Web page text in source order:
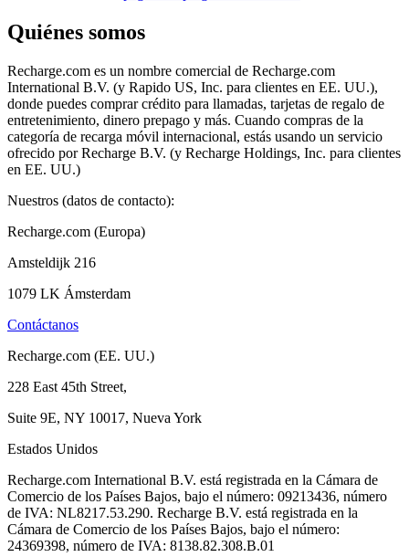
Quiénes somos
Recharge.com es un nombre comercial de Recharge.com
International B.V. (y Rapido US, Inc. para clientes en EE. UU.),
donde puedes comprar crédito para llamadas, tarjetas de regalo de
entretenimiento, dinero prepago y más. Cuando compras de la
categoría de recarga móvil internacional, estás usando un servicio
ofrecido por Recharge B.V. (y Recharge Holdings, Inc. para clientes
en EE. UU.)
Nuestros (datos de contacto):
Recharge.com (Europa)
Amsteldijk 216
1079 LK Ámsterdam
Contáctanos
Recharge.com (EE. UU.)
228 East 45th Street,
Suite 9E, NY 10017, Nueva York
Estados Unidos
Recharge.com International B.V. está registrada en la Cámara de
Comercio de los Países Bajos, bajo el número: 09213436, número
de IVA: NL8217.53.290. Recharge B.V. está registrada en la
Cámara de Comercio de los Países Bajos, bajo el número:
24369398, número de IVA: 8138.82.308.B.01